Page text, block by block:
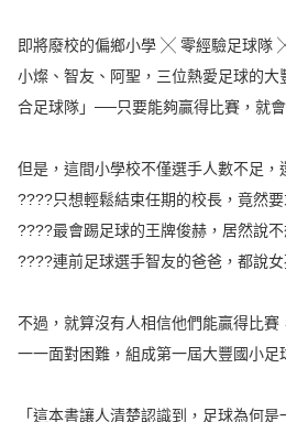
即將廢校的偏鄉小學 ╳ 零經驗足球隊
小燦、智友、阿聖，三位熱愛足球的
合足球隊」──只要能夠贏得比賽，就
但是，這間小學校不僅選手人數不足，
????只想輕鬆結束任期的校長，竟然
????最會踢足球的王牌俊赫，居然說不
????連前足球選手智友的爸爸，都說女
不過，就算沒有人相信他們能贏得比
一一面對困難，組成第一屆大豐國小足
「這本書讓人清楚認識到，足球為何